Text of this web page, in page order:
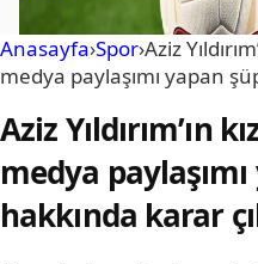
Anasayfa›Spor›Aziz
medya paylaşımı yapan
Aziz Yıldırım’ın
medya
hakkında karar